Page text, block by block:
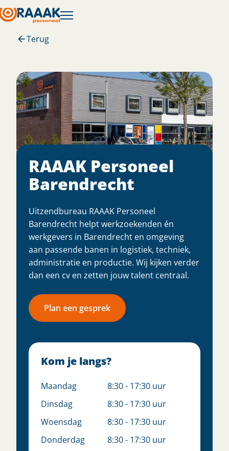
Terug
RAAAK Personeel
Barendrecht
Uitzendbureau RAAAK Personeel
Barendrecht helpt werkzoekenden én
werkgevers in Barendrecht en omgeving
aan passende banen in logistiek, techniek,
administratie en productie. Wij kijken verder
dan een cv en zetten jouw talent centraal.
Plan een gesprek
Kom je langs?
Maandag
8:30 - 17:30 uur
Dinsdag
8:30 - 17:30 uur
Woensdag
8:30 - 17:30 uur
Donderdag
8:30 - 17:30 uur